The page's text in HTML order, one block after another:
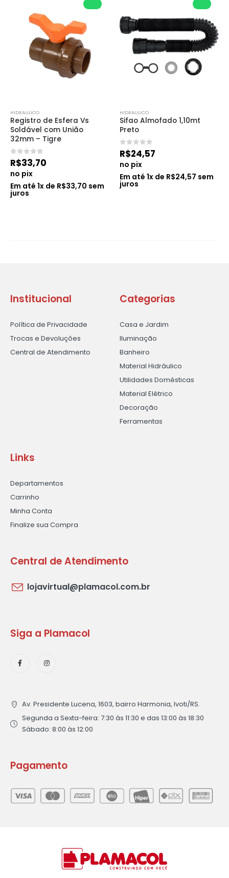
HIDRAULICO
Registro de Esfera Vs
Soldável com União
32mm – Tigre
0de 5
R$33,70
no pix
Em até 1x de R$33,70 sem
juros
HIDRAULICO
Sifao Almofado 1,10mt
Preto
0de 5
R$24,57
no pix
Em até 1x de R$24,57 sem
juros
Institucional
Política de Privacidade
Trocas e Devoluções
Central de Atendimento
Categorias
Casa e Jardim
Iluminação
Banheiro
Material Hidráulico
Utilidades Domésticas
Material Elétrico
Decoração
Ferramentas
Links
Departamentos
Carrinho
Minha Conta
Finalize sua Compra
Central de Atendimento
lojavirtual@plamacol.com.br
Siga a Plamacol
Av. Presidente Lucena, 1603, bairro Harmonia, Ivoti/RS.
Segunda a Sexta-feira: 7:30 às 11:30 e das 13:00 às 18:30
Sábado: 8:00 às 12:00
Pagamento